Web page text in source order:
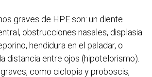
graves de HPE son: un diente
obstrucciones nasales, displasia
hendidura en el paladar, o
distancia entre ojos (hipotelorismo).
como ciclopía y proboscis,